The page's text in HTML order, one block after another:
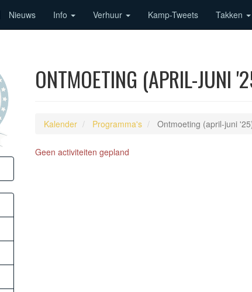
Nieuws Info Verhuur Kamp-Tweets Takken
ONTMOETING (APRIL-JUNI
Kalender Programma's Ontmoeting (april-juni
Geen activiteiten gepland